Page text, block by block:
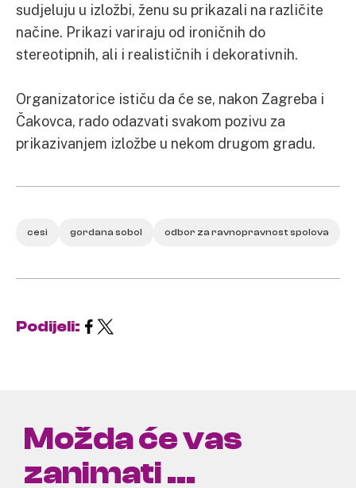
sudjeluju u izložbi, ženu su prikazali na različite
načine. Prikazi variraju od ironičnih do
stereotipnih, ali i realističnih i dekorativnih.
Organizatorice ističu da će se, nakon Zagreba i
Čakovca, rado odazvati svakom pozivu za
prikazivanjem izložbe u nekom drugom gradu.
cesi gordana sobol odbor za ravnopravnost spolova
Podijeli:
Možda će vas
zanimati ...